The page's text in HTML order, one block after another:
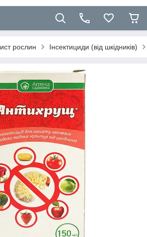
рослин Інсектициди (від шкідників)